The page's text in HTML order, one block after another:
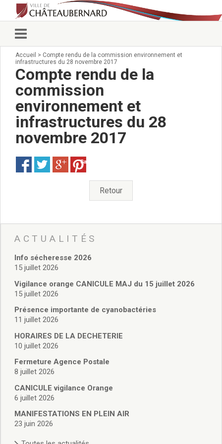
Vie municipale
Conseillers municipaux
Commissions 2026
Prendre rendez-vous
Arrêtés du Maire
Services municipaux
Organigramme
État civil/élections/formalités
administratives
Services Techniques
Vie associative
Police Municipale/règlementation
Services en ligne
Licences boissons
Inscriptions sur les listes électorales
Cadastre
Plan Local d’Urbanisme intercommunal
Actes d’état civil
Budget de Fonctionnement
Conseils municipaux
Déliberations 2026
Délibérations 2025
Délibérations 2024
Délibérations 2023
Accueil > Compte rendu de la commission environnement et
infrastructures du 28 novembre 2017
Compte rendu de la
commission
environnement et
infrastructures du 28
novembre 2017
Save
Retour
ACTUALITÉS
Info sécheresse 2026
15 juillet 2026
Vigilance orange CANICULE MAJ du 15 juillet 2026
15 juillet 2026
Présence importante de cyanobactéries
11 juillet 2026
HORAIRES DE LA DECHETERIE
10 juillet 2026
Fermeture Agence Postale
8 juillet 2026
CANICULE vigilance Orange
6 juillet 2026
MANIFESTATIONS EN PLEIN AIR
23 juin 2026